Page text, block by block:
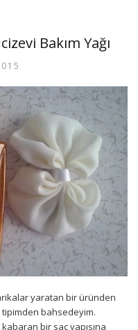
Bakım Yağı
yaratan bir üründen
bahsedeyim.
bir saç yapısına